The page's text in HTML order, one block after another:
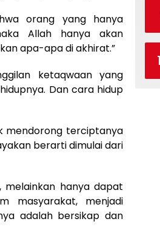
orang yang hanya
Allah hanya akan
apa-apa di akhirat.”
ketaqwaan yang
Dan cara hidup
mendorong terciptanya
berarti dimulai dari
melainkan hanya dapat
masyarakat, menjadi
adalah bersikap dan